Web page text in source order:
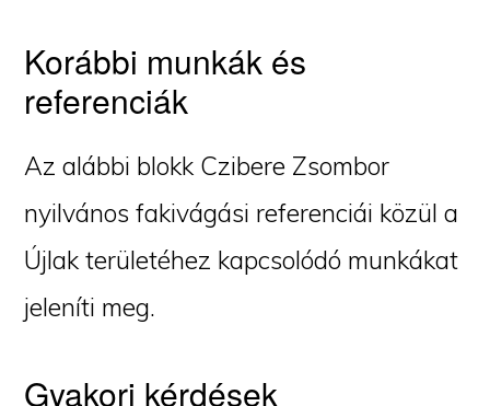
Korábbi munkák és
referenciák
Az alábbi blokk Czibere Zsombor
nyilvános fakivágási referenciái közül a
Újlak területéhez kapcsolódó munkákat
jeleníti meg.
Gyakori kérdések